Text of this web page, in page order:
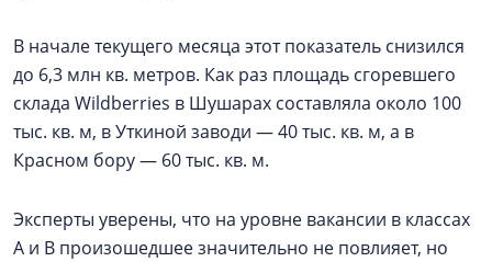
В начале текущего месяца этот показатель снизился
до 6,3 млн кв. метров. Как раз площадь сгоревшего
склада Wildberries в Шушарах составляла около 100
тыс. кв. м, в Уткиной заводи — 40 тыс. кв. м, а в
Красном бору — 60 тыс. кв. м.
Эксперты уверены, что на уровне вакансии в классах
А и В произошедшее значительно не повлияет, но